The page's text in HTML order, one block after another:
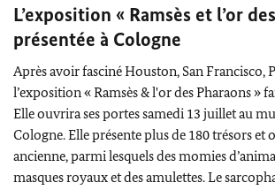
L’exposition « Ramsès et l’or
présentée à Cologne
Après avoir fascinéHouston, San Francisco,
l’exposition « Ramsès & l'or des Pharaons »
Elle ouvrira ses portes samedi 13 juillet au
Cologne. Elle présente plus de 180 trésors et
ancienne, parmi lesquels des momies
masques royaux et des amulettes. Le